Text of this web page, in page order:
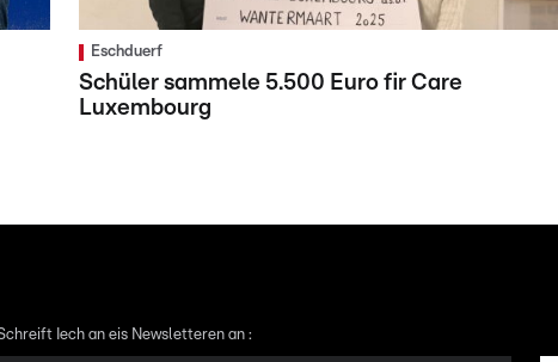
Eschduerf
Schüler sammele 5.500 Euro fir Care
Luxembourg
Iech an eis Newsletteren an :